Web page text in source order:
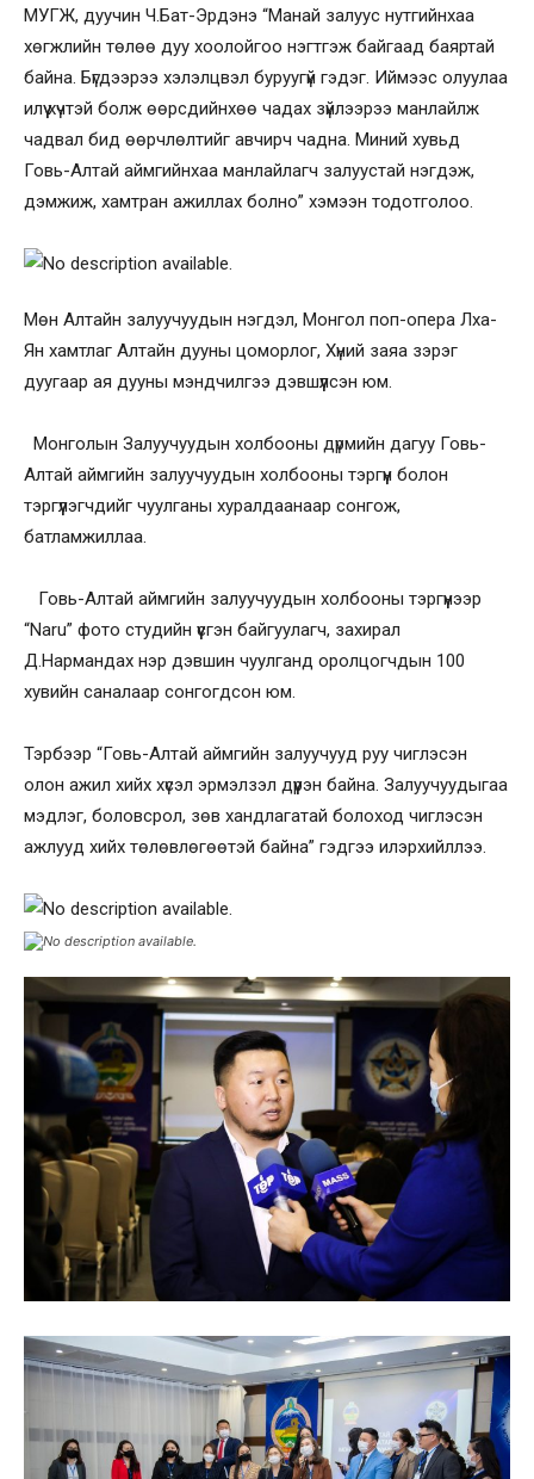
МУГЖ, дуучин Ч.Бат-Эрдэнэ “Манай залуус нутгийнхаа
хөгжлийн төлөө дуу хоолойгоо нэгтгэж байгаад баяртай
байна. Бүгдээрээ хэлэлцвэл буруугүй гэдэг. Иймээс олуулаа
илүү хүчтэй болж өөрсдийнхөө чадах зүйлээрээ манлайлж
чадвал бид өөрчлөлтийг авчирч чадна. Миний хувьд
Говь-Алтай аймгийнхаа манлайлагч залуустай нэгдэж,
дэмжиж, хамтран ажиллах болно” хэмээн тодотголоо.
Мөн Алтайн залуучуудын нэгдэл, Монгол поп-опера Лха-
Ян хамтлаг Алтайн дууны цоморлог, Хүний заяа зэрэг
дуугаар ая дууны мэндчилгээ дэвшүүлсэн юм.
Монголын Залуучуудын холбооны дүрмийн дагуу Говь-
Алтай аймгийн залуучуудын холбооны тэргүүн болон
тэргүүлэгчдийг чуулганы хуралдаанаар сонгож,
батламжиллаа.
Говь-Алтай аймгийн залуучуудын холбооны тэргүүнээр
“Naru” фото студийн үүсгэн байгуулагч, захирал
Д.Нармандах нэр дэвшин чуулганд оролцогчдын 100
хувийн саналаар сонгогдсон юм.
Тэрбээр “Говь-Алтай аймгийн залуучууд руу чиглэсэн
олон ажил хийх хүсэл эрмэлзэл дүүрэн байна. Залуучуудыгаа
мэдлэг, боловсрол, зөв хандлагатай болоход чиглэсэн
ажлууд хийх төлөвлөгөөтэй байна” гэдгээ илэрхийллээ.